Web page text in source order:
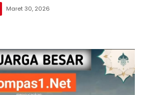
Maret 30, 2026